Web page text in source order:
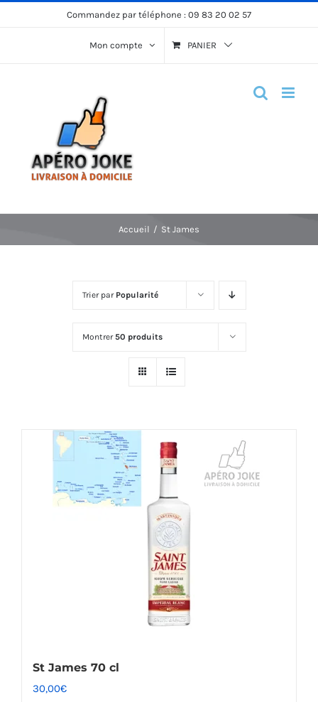
Commandez par téléphone : 09 83 20 02 57
Mon compte PANIER
Accueil St James
Trier par Popularité
Montrer50 produits
St James 70 cl
30,00€